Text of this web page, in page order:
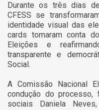
Durante os três dias
CFESS se
identidade visual das
cards tomaram conta
Eleições e
transparente e
Social.
A Comissão Nacional
condução do
sociais Daniela